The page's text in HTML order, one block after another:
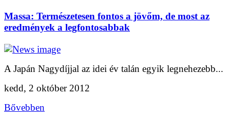
Massa: Természetesen fontos a jövőm, de most az
eredmények a legfontosabbak
A Japán Nagydíjjal az idei év talán egyik legnehezebb...
kedd, 2 október 2012
Bővebben